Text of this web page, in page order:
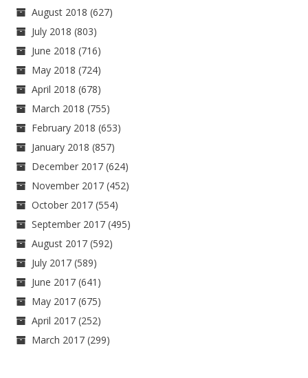
August 2018 (627)
July 2018 (803)
June 2018 (716)
May 2018 (724)
April 2018 (678)
March 2018 (755)
February 2018 (653)
January 2018 (857)
December 2017 (624)
November 2017 (452)
October 2017 (554)
September 2017 (495)
August 2017 (592)
July 2017 (589)
June 2017 (641)
May 2017 (675)
April 2017 (252)
March 2017 (299)